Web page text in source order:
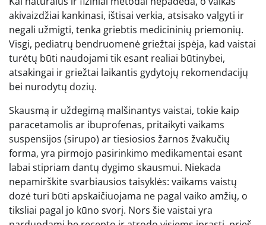
akivaizdžiai kankinasi, ištisai verkia, atsisako valgyti ir
negali užmigti, tenka griebtis medicininių priemonių.
Visgi, pediatrų bendruomenė griežtai įspėja, kad vaistai
turėtų būti naudojami tik esant realiai būtinybei,
atsakingai ir griežtai laikantis gydytojų rekomendacijų
bei nurodytų dozių.
Skausmą ir uždegimą malšinantys vaistai, tokie kaip
paracetamolis ar ibuprofenas, pritaikyti vaikams
suspensijos (sirupo) ar tiesiosios žarnos žvakučių
forma, yra pirmojo pasirinkimo medikamentai esant
labai stipriam dantų dygimo skausmui. Niekada
nepamirškite svarbiausios taisyklės: vaikams vaistų
dozė turi būti apskaičiuojama ne pagal vaiko amžių, o
tiksliai pagal jo kūno svorį. Nors šie vaistai yra